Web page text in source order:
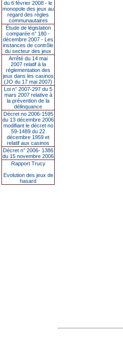
du 6 février 2008 - le
monopole des jeux au
regard des règles
communautaires
Étude de législation
comparée n° 180 -
décembre 2007 - Les
instances de contrôle
du secteur des jeux
Arrêté du 14 mai
2007 relatif à la
réglementation des
jeux dans les casinos
(JO du 17 mai 2007)
Loi n° 2007-297 du 5
mars 2007 relative à
la prévention de la
délinquance
Décret no 2006-1595
du 13 décembre 2006
modifiant le décret no
59-1489 du 22
décembre 1959 et
relatif aux casinos
Décret n° 2006- 1386
du 15 novembre 2006
Rapport Trucy
Evolution des jeux de
hasard